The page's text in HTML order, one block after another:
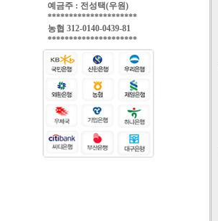
예금주 : 전성택(우원)
*********************
농협 312-0140-0439-81
*********************